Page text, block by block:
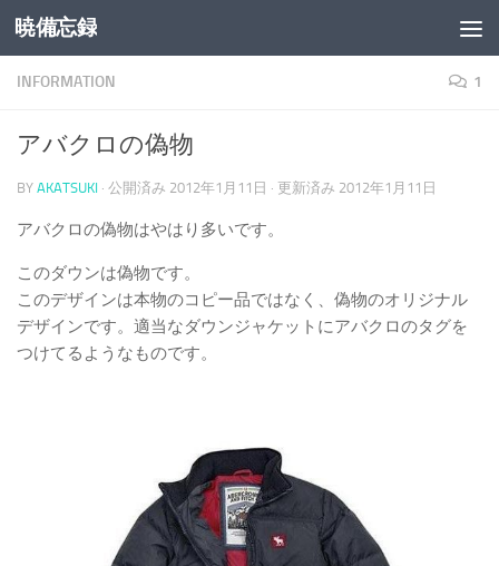
コンテンツへスキップ
暁備忘録
INFORMATION 1
アバクロの偽物
BY AKATSUKI · 公開済み 2012年1月11日 · 更新済み 2012年1月11日
アバクロの偽物はやはり多いです。
このダウンは偽物です。
このデザインは本物のコピー品ではなく、偽物のオリジナル
デザインです。適当なダウンジャケットにアバクロのタグを
つけてるようなものです。